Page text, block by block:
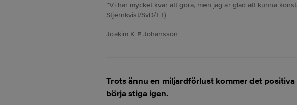
”Vi har mycket kvar att göra, men jag är glad att kunna
Stjernkvist/SvD/TT)
Joakim K E Johansson
Trots ännu en miljardförlust kommer det
börja stiga igen.